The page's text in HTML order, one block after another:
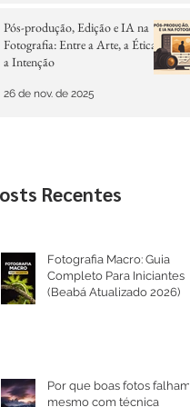
Pós-produção, Edição e IA na
Fotografia: Entre a Arte, a Ética e
a Intenção
26 de nov. de 2025
Recentes
Fotografia Macro: Guia
Completo Para Iniciantes
(Beabá Atualizado 2026)
Por que boas fotos falham
mesmo com técnica